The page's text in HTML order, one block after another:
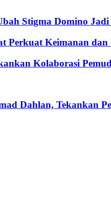
Stigma Domino Jadi
Keimanan
Kolaborasi
Dahlan, Tekankan